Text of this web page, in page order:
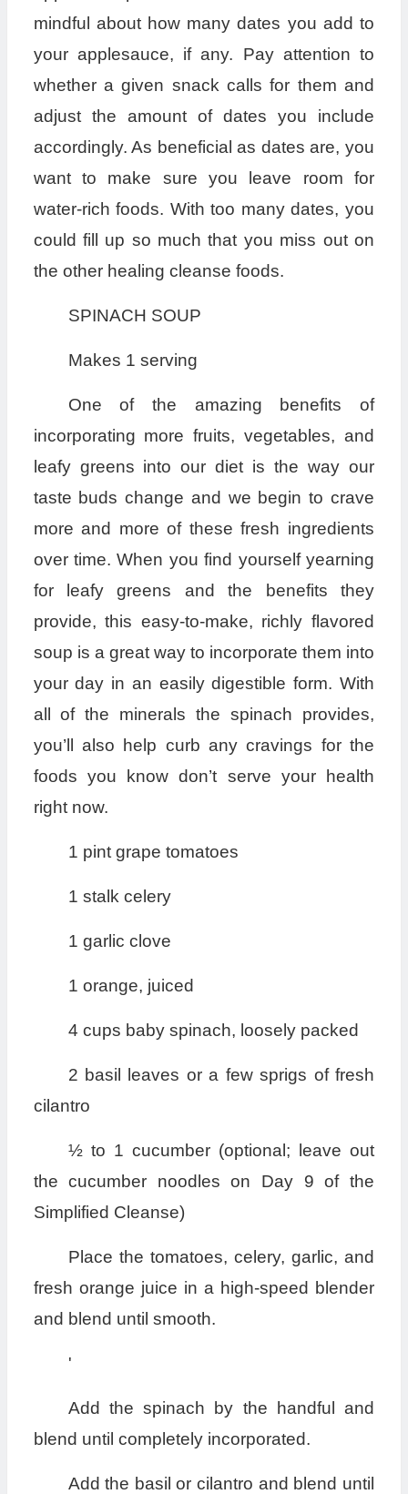
mindful about how many dates you add to
your applesauce, if any. Pay attention to
whether a given snack calls for them and
adjust the amount of dates you include
accordingly. As beneficial as dates are, you
want to make sure you leave room for
water-rich foods. With too many dates, you
could fill up so much that you miss out on
the other healing cleanse foods.
SPINACH SOUP
Makes 1 serving
One of the amazing benefits of
incorporating more fruits, vegetables, and
leafy greens into our diet is the way our
taste buds change and we begin to crave
more and more of these fresh ingredients
over time. When you find yourself yearning
for leafy greens and the benefits they
provide, this easy-to-make, richly flavored
soup is a great way to incorporate them into
your day in an easily digestible form. With
all of the minerals the spinach provides,
you’ll also help curb any cravings for the
foods you know don’t serve your health
right now.
1 pint grape tomatoes
1 stalk celery
1 garlic clove
1 orange, juiced
4 cups baby spinach, loosely packed
2 basil leaves or a few sprigs of fresh
cilantro
½ to 1 cucumber (optional; leave out
the cucumber noodles on Day 9 of the
Simplified Cleanse)
Place the tomatoes, celery, garlic, and
fresh orange juice in a high-speed blender
and blend until smooth.
'
Add the spinach by the handful and
blend until completely incorporated.
Add the basil or cilantro and blend until